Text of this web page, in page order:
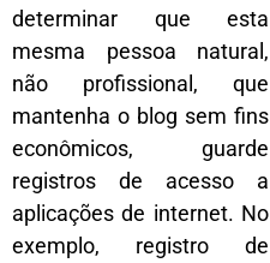
determinar que esta
mesma pessoa natural,
não profissional, que
mantenha o blog sem fins
econômicos, guarde
registros de acesso a
aplicações de internet. No
exemplo, registro de